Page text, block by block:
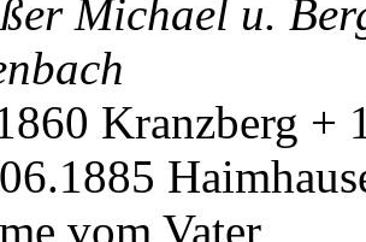
Michael u.
Kranzberg +
vom Vater